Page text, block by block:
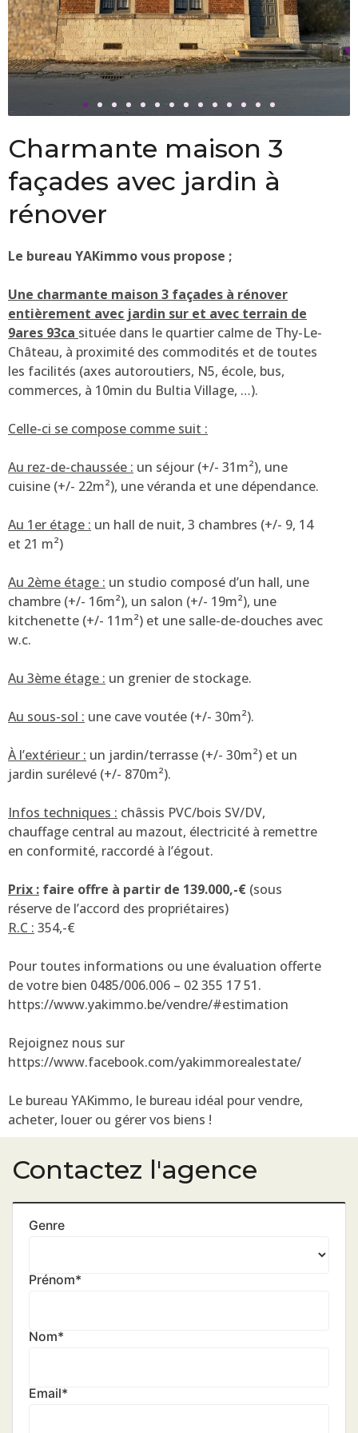
Charmante maison 3
façades avec jardin à
rénover
Le bureau YAKimmo vous propose ;
Une charmante maison 3 façades à rénover
entièrement avec jardin sur et avec terrain de
9ares 93ca située dans le quartier calme de Thy-Le-
Château, à proximité des commodités et de toutes
les facilités (axes autoroutiers, N5, école, bus,
commerces, à 10min du Bultia Village, …).
Celle-ci se compose comme suit :
Au rez-de-chaussée : un séjour (+/- 31m²), une
cuisine (+/- 22m²), une véranda et une dépendance.
Au 1er étage : un hall de nuit, 3 chambres (+/- 9, 14
et 21 m²)
Au 2ème étage : un studio composé d’un hall, une
chambre (+/- 16m²), un salon (+/- 19m²), une
kitchenette (+/- 11m²) et une salle-de-douches avec
w.c.
Au 3ème étage : un grenier de stockage.
Au sous-sol : une cave voutée (+/- 30m²).
À l’extérieur : un jardin/terrasse (+/- 30m²) et un
jardin surélevé (+/- 870m²).
Infos techniques : châssis PVC/bois SV/DV,
chauffage central au mazout, électricité à remettre
en conformité, raccordé à l’égout.
Prix : faire offre à partir de 139.000,-€ (sous
réserve de l’accord des propriétaires)
R.C : 354,-€
Pour toutes informations ou une évaluation offerte
de votre bien 0485/006.006 – 02 355 17 51.
https://www.yakimmo.be/vendre/#estimation
Rejoignez nous sur
https://www.facebook.com/yakimmorealestate/
Le bureau YAKimmo, le bureau idéal pour vendre,
acheter, louer ou gérer vos biens !
Contactez l'agence
Genre
Prénom*
Nom*
Email*